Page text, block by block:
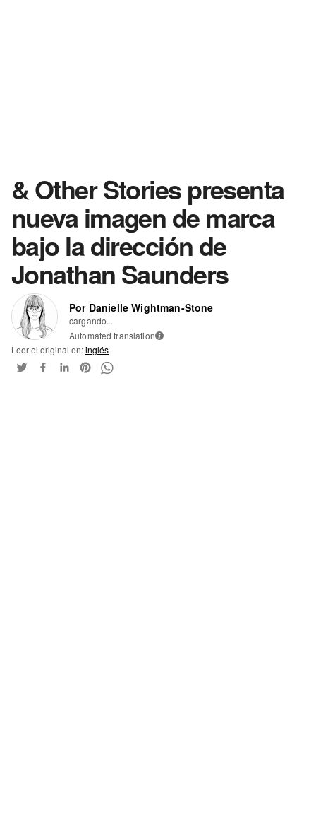
& Other Stories presenta
nueva imagen de marca
bajo la dirección de
Jonathan Saunders
Por Danielle Wightman-Stone
cargando...
Automated translation i
Leer el original en:inglés